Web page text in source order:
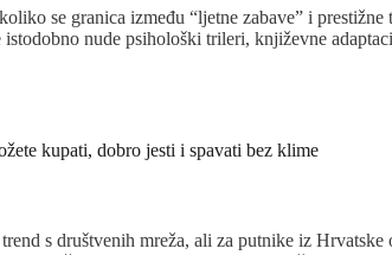
se granica između “ljetne zabave” i
nude psihološki trileri, književne
kupati, dobro jesti i spavati bez klime
s društvenih mreža, ali za putnike iz